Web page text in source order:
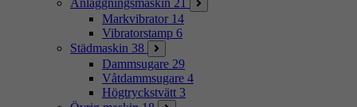
Anläggningsmaskin 21
Markvibrator 14
Vibratorstamp 6
Städmaskin 38
Dammsugare 29
Våtdammsugare 4
Högtryckstvätt 3